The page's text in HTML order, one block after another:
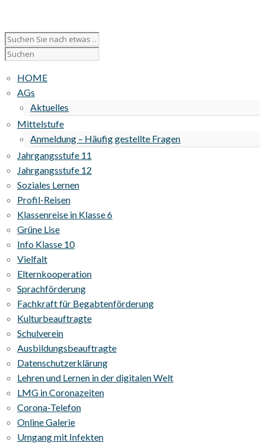
HOME
AGs
Aktuelles
Mittelstufe
Anmeldung – Häufig gestellte Fragen
Jahrgangsstufe 11
Jahrgangsstufe 12
Soziales Lernen
Profil-Reisen
Klassenreise in Klasse 6
Grüne Lise
Info Klasse 10
Vielfalt
Elternkooperation
Sprachförderung
Fachkraft für Begabtenförderung
Kulturbeauftragte
Schulverein
Ausbildungsbeauftragte
Datenschutzerklärung
Lehren und Lernen in der digitalen Welt
LMG in Coronazeiten
Corona-Telefon
Online Galerie
Umgang mit Infekten